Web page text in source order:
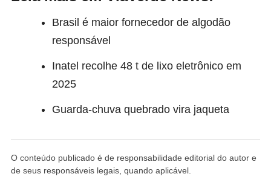
Brasil é maior fornecedor de algodão
responsável
Inatel recolhe 48 t de lixo eletrônico em
2025
Guarda-chuva quebrado vira jaqueta
O conteúdo publicado é de responsabilidade editorial do autor e
de seus responsáveis legais, quando aplicável.